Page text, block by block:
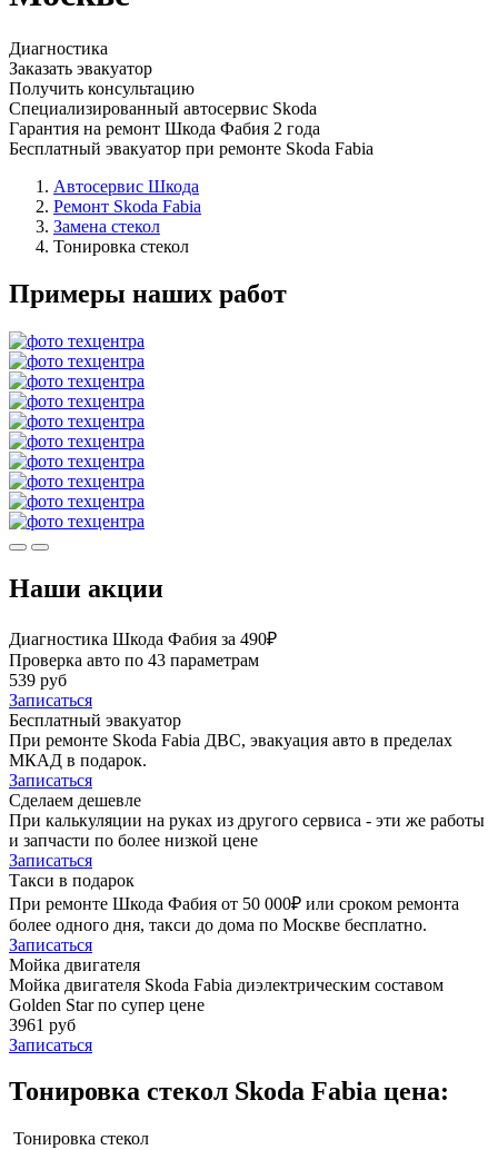
Диагностика
Заказать эвакуатор
Получить консультацию
Специализированный автосервис Skoda
Гарантия на ремонт Шкода Фабия 2 года
Бесплатный эвакуатор при ремонте Skoda Fabia
Автосервис Шкода
Ремонт Skoda Fabia
Замена стекол
Тонировка стекол
Примеры наших работ
Наши акции
Диагностика Шкода Фабия за 490₽
Проверка авто по 43 параметрам
539 руб
Записаться
Бесплатный эвакуатор
При ремонте Skoda Fabia ДВС, эвакуация авто в пределах
МКАД в подарок.
Записаться
Сделаем дешевле
При калькуляции на руках из другого сервиса - эти же работы
и запчасти по более низкой цене
Записаться
Такси в подарок
При ремонте Шкода Фабия от 50 000₽ или сроком ремонта
более одного дня, такси до дома по Москве бесплатно.
Записаться
Мойка двигателя
Мойка двигателя Skoda Fabia диэлектрическим составом
Golden Star по супер цене
3961 руб
Записаться
Тонировка стекол Skoda Fabia цена:
Тонировка стекол